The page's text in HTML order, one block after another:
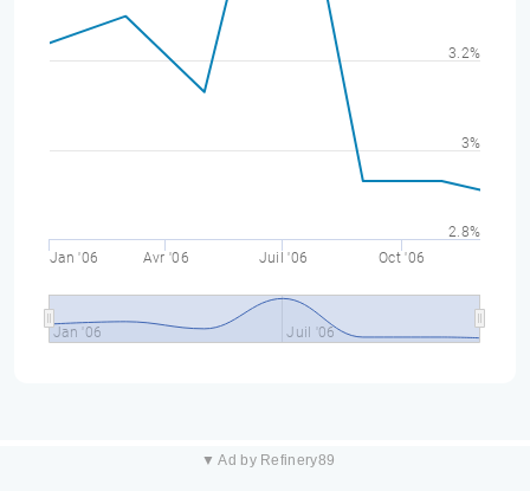
Jan '06 Avr '06 Juil '06 Oct '06
Jan '06 Juil '06
2.8%
3%
3.2%
▼ Ad by Refinery89